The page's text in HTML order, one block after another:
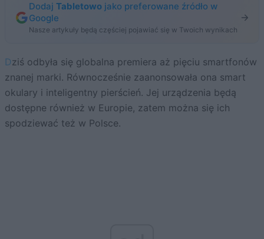
Dodaj Tabletowo jako preferowane źródło w
Google
Nasze artykuły będą częściej pojawiać się w Twoich wynikach
Dziś odbyła się globalna premiera aż pięciu smartfonów
znanej marki. Równocześnie zaanonsowała ona smart
okulary i inteligentny pierścień. Jej urządzenia będą
dostępne również w Europie, zatem można się ich
spodziewać też w Polsce.